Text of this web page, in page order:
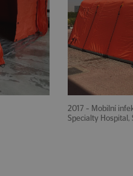
2017 – Mobilní
Specialty Hospital,